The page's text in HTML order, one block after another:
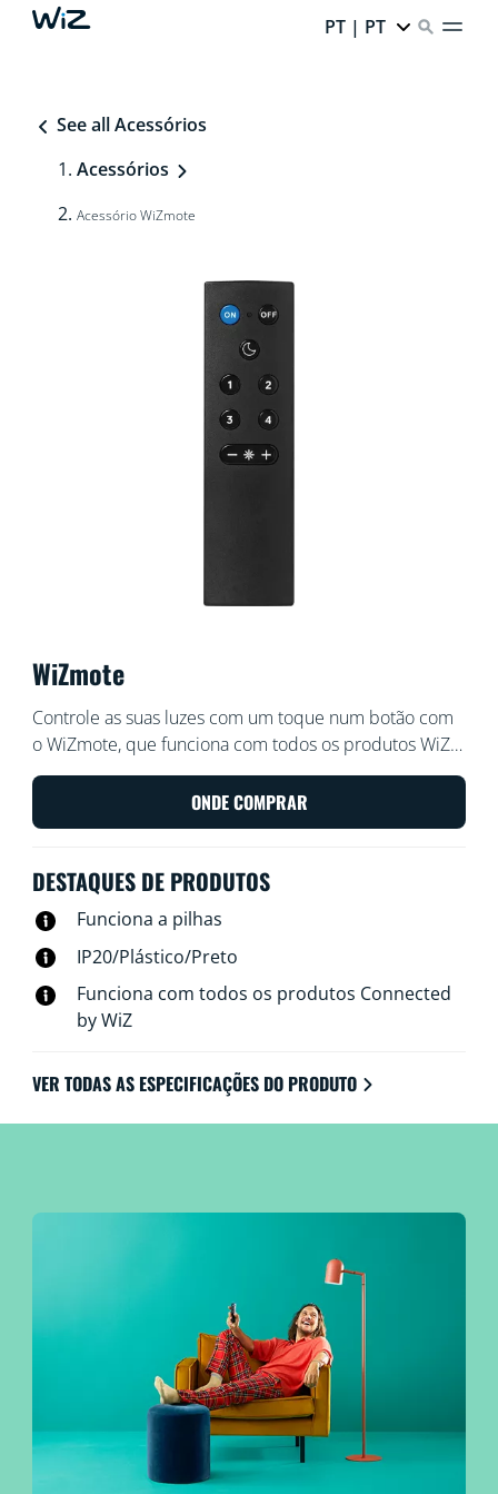
PT | PT
See all Acessórios
Acessórios
Acessório WiZmote
WiZmote
Controle as suas luzes com um toque num botão com
o WiZmote, que funciona com todos os produtos WiZ e
tem um alcance de 15 metros. Ligue ou desligue as
luzes, aumente ou diminua a intensidade da luz na
divisão, defina uma luz noturna ou configure até quatro
falhar.
ONDE COMPRAR
DESTAQUES DE PRODUTOS
Funciona a pilhas
IP20/Plástico/Preto
Funciona com todos os produtos Connected
by WiZ
VER TODAS AS ESPECIFICAÇÕES DO PRODUTO